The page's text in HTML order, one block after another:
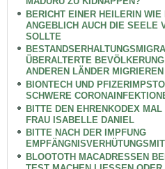
BERICHT EINER HEILERIN
ANGEBLICH AUCH DIE SEELE
SOLLTE
ÜBERALTERTE
ANDEREN LÄNDER
BIONTECH UND
SCHWERE
BITTE DEN EHRENKODEX
FRAU ISABELLE DANIEL
BITTE NACH DER IMPFUNG
BLOOTOTH MACADRESSEN